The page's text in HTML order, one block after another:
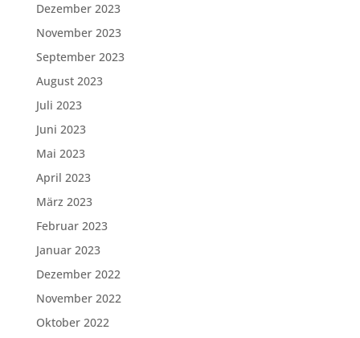
Dezember 2023
November 2023
September 2023
August 2023
Juli 2023
Juni 2023
Mai 2023
April 2023
März 2023
Februar 2023
Januar 2023
Dezember 2022
November 2022
Oktober 2022